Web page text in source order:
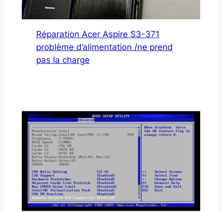
Réparation Acer Aspire S3-371
problème d’alimentation /ne prend
pas la charge